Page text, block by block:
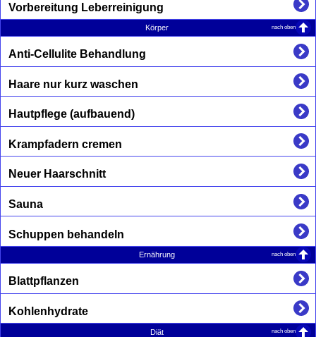
Vorbereitung Leberreinigung
Körper nach oben
Anti-Cellulite Behandlung
Haare nur kurz waschen
Hautpflege (aufbauend)
Krampfadern cremen
Neuer Haarschnitt
Sauna
Schuppen behandeln
Ernährung nach oben
Blattpflanzen
Kohlenhydrate
Diät nach oben